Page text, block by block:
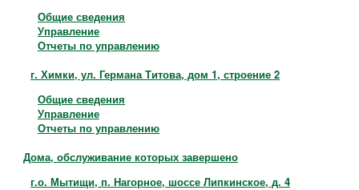
Общие сведения
Управление
Отчеты по управлению
г. Химки, ул. Германа Титова, дом 1, строение 2
Общие сведения
Управление
Отчеты по управлению
Дома, обслуживание которых завершено
г.о. Мытищи, п. Нагорное, шоссе Липкинское, д. 4